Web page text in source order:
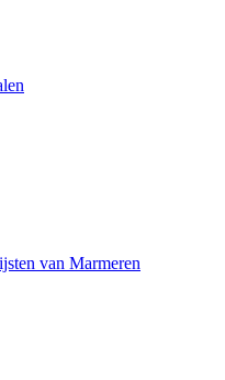
van Marmeren